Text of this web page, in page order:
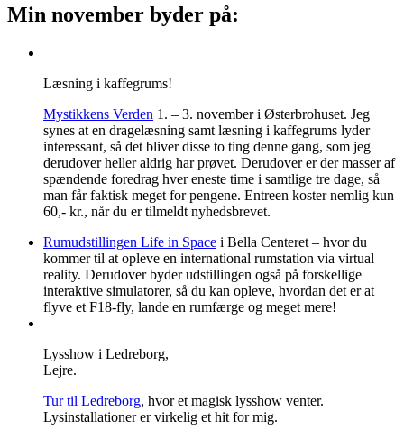
Min november byder på:
Læsning i kaffegrums!
Mystikkens Verden 1. – 3. november i Østerbrohuset. Jeg
synes at en dragelæsning samt læsning i kaffegrums lyder
interessant, så det bliver disse to ting denne gang, som jeg
derudover heller aldrig har prøvet. Derudover er der masser af
spændende foredrag hver eneste time i samtlige tre dage, så
man får faktisk meget for pengene. Entreen koster nemlig kun
60,- kr., når du er tilmeldt nyhedsbrevet.
Rumudstillingen Life in Space i Bella Centeret – hvor du
kommer til at opleve en international rumstation via virtual
reality. Derudover byder udstillingen også på forskellige
interaktive simulatorer, så du kan opleve, hvordan det er at
flyve et F18-fly, lande en rumfærge og meget mere!
Lysshow i Ledreborg,
Lejre.
Tur til Ledreborg, hvor et magisk lysshow venter.
Lysinstallationer er virkelig et hit for mig.